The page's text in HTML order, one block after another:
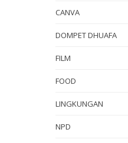
CANVA
DOMPET DHUAFA
FILM
FOOD
LINGKUNGAN
NPD